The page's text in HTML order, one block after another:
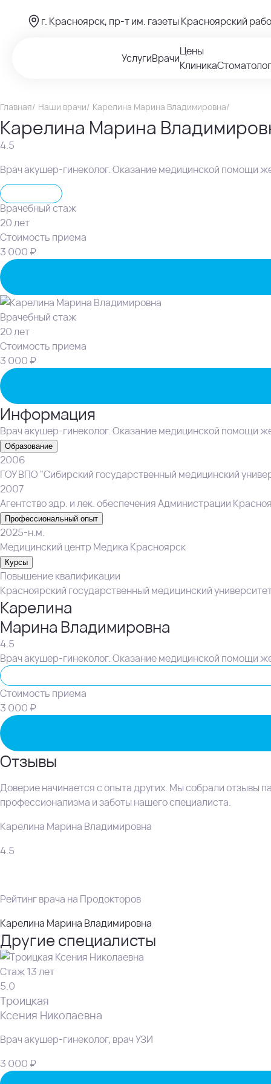
г. Красноярск, пр-т им. газеты Красноярский
УслугиВрачи
Цены
Клиника
Главная Наши врачи Карелина Марина Владимировна
Карелина Марина
4.5
Врач акушер-гинеколог. Оказание медицинской помощи
Врачебный стаж
20 лет
Стоимость приема
3 000 ₽
Врачебный стаж
20 лет
Стоимость приема
3 000 ₽
Информация
Врач акушер-гинеколог. Оказание медицинской помощи
Образование
2006
ГОУ ВПО "Сибирский государственный медицинский
2007
Агентство здр. и лек. обеспечения Администрации
Профессиональный опыт
2025-н.м.
Медицинский центр Медика Красноярск
Курсы
Повышение квалификации
Красноярский государственный медицинский
Карелина
Марина Владимировна
4.5
Врач акушер-гинеколог. Оказание медицинской помощи
Стоимость приема
3 000 ₽
Отзывы
Доверие начинается с опыта других. Мы собрали отзывы
профессионализма и заботы нашего специалиста.
Карелина Марина Владимировна
4.5
Рейтинг врача на Продокторов
Карелина Марина Владимировна
Другие специалисты
Стаж 13 лет
5.0
Троицкая
Ксения Николаевна
Врач акушер-гинеколог, врач УЗИ
3 000 ₽